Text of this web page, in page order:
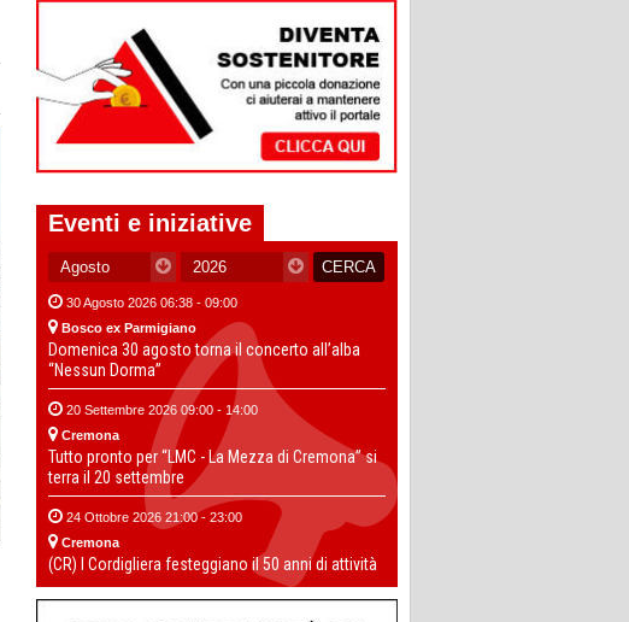
Eventi e iniziative
30 Agosto 2026 06:38 - 09:00
Bosco ex Parmigiano
Domenica 30 agosto torna il concerto all’alba
“Nessun Dorma”
20 Settembre 2026 09:00 - 14:00
Cremona
Tutto pronto per “LMC - La Mezza di Cremona” si
terra il 20 settembre
24 Ottobre 2026 21:00 - 23:00
Cremona
(CR) I Cordigliera festeggiano il 50 anni di attività